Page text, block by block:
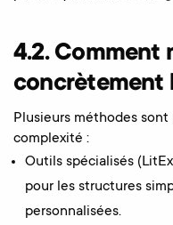
4.2. Comment
concrètement
Plusieurs méthodes
complexité :
Outils spécialisés
pour les structures
personnalisées.